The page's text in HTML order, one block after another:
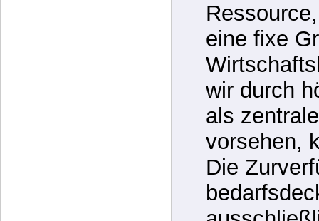
Nicht ein
sondern
eine fixe
wir durch
als
vorsehen,